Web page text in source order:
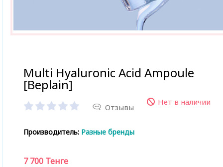
Multi Hyaluronic Acid Ampoule
[Beplain]
Отзывы
Нет в наличии
Производитель: Разные бренды
7 700 Тенге